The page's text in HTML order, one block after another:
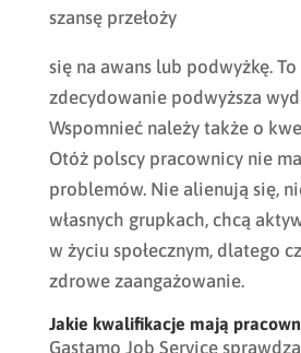
szansę przełoży
się na awans lub podwyżkę.
zdecydowanie podwyższa
Wspomnieć należy także o
Otóż polscy pracownicy nie
problemów. Nie alienują się,
własnych grupkach, chcą
w życiu społecznym, dlatego
zdrowe zaangażowanie.
Jakie kwalifikacje mają
Gastamo Job Service